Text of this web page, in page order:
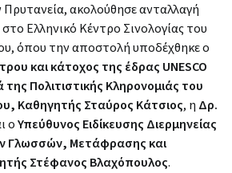
ακολούθησε ανταλλαγή
Ελληνικό Κέντρο Σινολογίας του
όπου την αποστολή υποδέχθηκε ο
και κάτοχος της έδρας UNESCO
της Πολιτιστικής Κληρονομιάς του
Καθηγητής Σταύρος Κάτσιος, η Δρ.
οΥπεύθυνος Ειδίκευσης Διερμηνείας
Γλωσσών, Μετάφρασης και
Στέφανος Βλαχόπουλος.